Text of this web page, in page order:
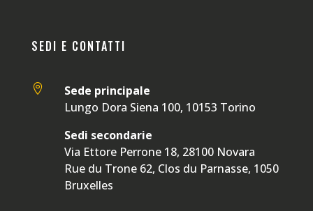
SEDI E CONTATTI

Sede principale
Lungo Dora Siena 100, 10153 Torino
Sedi secondarie
Via Ettore Perrone 18, 28100 Novara
Rue du Trone 62, Clos du Parnasse, 1050
Bruxelles